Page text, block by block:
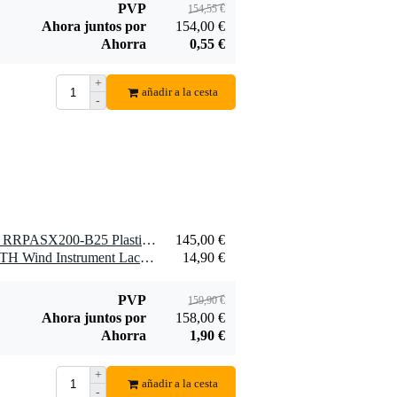
PVP 154,55 €
Ahora juntos por
154,00 €
Ahorra
0,55 €
+
-
añadir a la cesta
1 x D'Addario Woodwinds RRPASX200-B25 Plasticover Caña saxofón alto, 2.0. Paquete de 25
145,00 €
1 x Yamaha BMMLCCLOTH Wind Instrument Lacquer Cloth
14,90 €
PVP 159,90 €
Ahora juntos por
158,00 €
Ahorra
1,90 €
+
-
añadir a la cesta